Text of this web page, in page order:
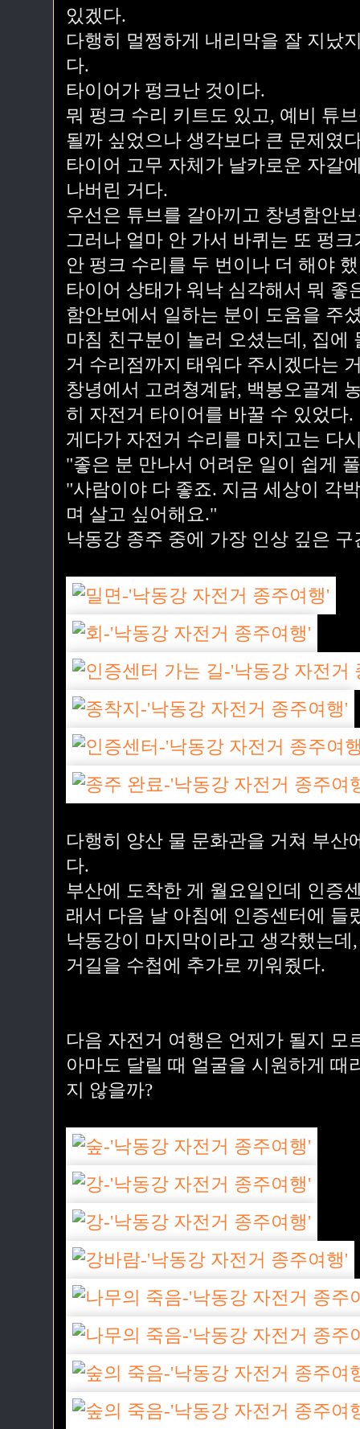
있겠다.
다행히 멀쩡하게 내리막을 잘 지났
다.
타이어가 펑크난 것이다.
뭐 펑크 수리 키트도 있고, 예비 튜
될까 싶었으나 생각보다 큰 문제였
타이어 고무 자체가 날카로운 자갈
나버린 거다.
우선은 튜브를 갈아끼고 창녕함안
그러나 얼마 안 가서 바퀴는 또 펑
안 펑크 수리를 두 번이나 더 해야
타이어 상태가 워낙 심각해서 뭐 좋
함안보에서 일하는 분이 도움을 주
마침 친구분이 놀러 오셨는데, 집에
거 수리점까지 태워다 주시겠다는
창녕에서 고려쳥계닭, 백봉오골계
히 자전거 타이어를 바꿀 수 있었다.
게다가 자전거 수리를 마치고는 다
"좋은 분 만나서 어려운 일이 쉽게
"사람이야 다 좋죠. 지금 세상이 각
며 살고 싶어해요."
낙동강 종주 중에 가장 인상 깊은 구
다행히 양산 물 문화관을 거쳐 부산
다.
부산에 도착한 게 월요일인데 인증
래서 다음 날 아침에 인증센터에 들
낙동강이 마지막이라고 생각했는
거길을 수첩에 추가로 끼워줬다.
다음 자전거 여행은 언제가 될지 모
아마도 달릴 때 얼굴을 시원하게 때
지 않을까?